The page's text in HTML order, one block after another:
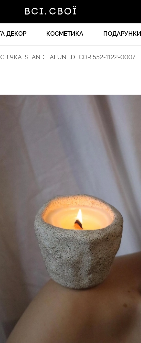
ДЕКОР КОСМЕТИКА ПОДАРУНКИ
СВІЧКА ISLAND LALUNE.DECOR 552-1122-0007